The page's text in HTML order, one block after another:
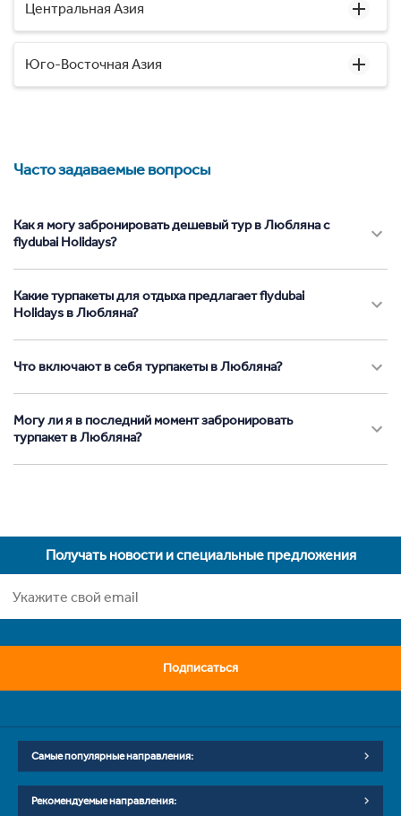
Центральная Азия
Юго-Восточная Азия
Часто задаваемые вопросы
Как я могу забронировать дешевый тур в Любляна с
flydubai Holidays?
Какие турпакеты для отдыха предлагает flydubai
Holidays в Любляна?
Что включают в себя турпакеты в Любляна?
Могу ли я в последний момент забронировать
турпакет в Любляна?
Получать новости и специальные предложения
Подписаться
Самые популярные направления:
Рекомендуемые направления: